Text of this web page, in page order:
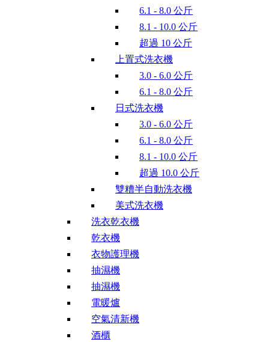
6.1 - 8.0 公斤
8.1 - 10.0 公斤
超過 10 公斤
上置式洗衣機
3.0 - 6.0 公斤
6.1 - 8.0 公斤
日式洗衣機
3.0 - 6.0 公斤
6.1 - 8.0 公斤
8.1 - 10.0 公斤
超過 10.0 公斤
雙糟半自動洗衣機
美式洗衣機
洗衣乾衣機
乾衣機
衣物護理機
抽濕機
抽濕機
電暖爐
空氣清新機
酒櫃